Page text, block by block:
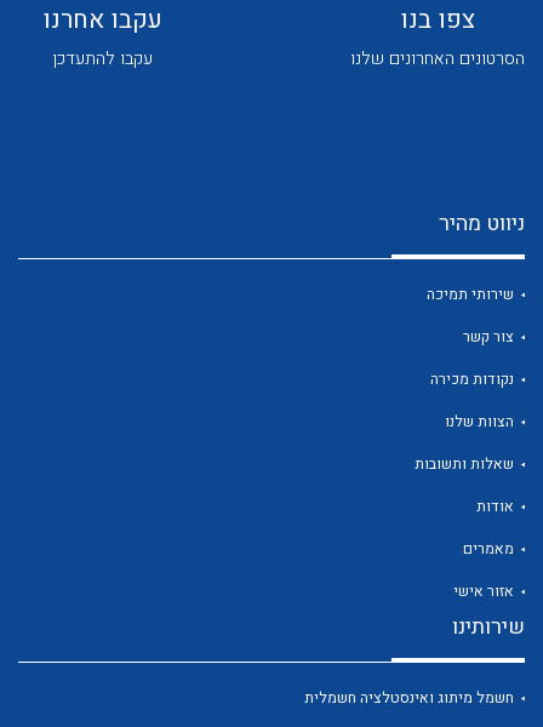
לכל מוצרי היצרן לכל מוצרי היצרן
לכל מוצרי היצרן
צפו בנו
הסרטונים האחרונים שלנו
עקבו אחרנו
עקבו להתעדכן
ניווט מהיר
שירותי תמיכה
צור קשר
נקודות מכירה
הצוות שלנו
שאלות ותשובות
אודות
מאמרים
אזור אישי
שירותינו
חשמל מיתוג ואינסטלציה חשמלית